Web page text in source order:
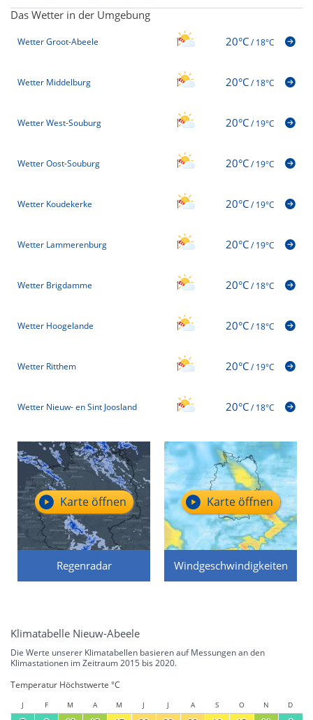
Das Wetter in der Umgebung
Wetter Groot-Abeele 20°C/18°C
Wetter Middelburg 20°C/18°C
Wetter West-Souburg 20°C/19°C
Wetter Oost-Souburg 20°C/19°C
Wetter Koudekerke 20°C/19°C
Wetter Lammerenburg 20°C/19°C
Wetter Brigdamme 20°C/18°C
Wetter Hoogelande 20°C/18°C
Wetter Ritthem 20°C/19°C
Wetter Nieuw- en Sint Joosland 20°C/18°C
Regenradar
Karte öffnen
Windgeschwindigkeiten
Karte öffnen
Klimatabelle Nieuw-Abeele
Die Werte unserer Klimatabellen basieren auf Messungen an den
Klimastationen im Zeitraum 2015 bis 2020.
Temperatur Höchstwerte °C
J F M A M J J A S O N D